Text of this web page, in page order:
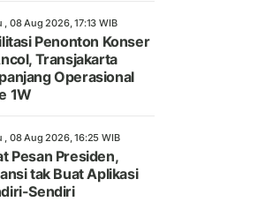
, 08 Aug 2026, 17:13 WIB
Penonton Konser
Transjakarta
Operasional
1W
, 08 Aug 2026, 16:25 WIB
Pesan Presiden,
tak Buat Aplikasi
Sendiri